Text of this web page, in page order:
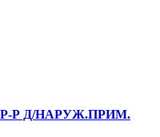
Р Д/НАРУЖ.ПРИМ.